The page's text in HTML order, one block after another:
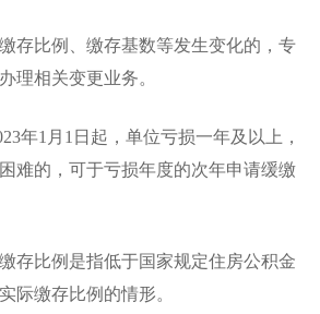
比例、缴存基数等发生变化的，专
理相关变更业务。
1月1日起，单位亏损一年及以上，
难的，可于亏损年度的次年申请缓缴
比例是指低于国家规定住房公积金
际缴存比例的情形。